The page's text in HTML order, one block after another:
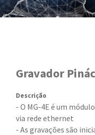
Gravador
Descrição
- O MG-4E é um
via rede ethernet
- As gravações são